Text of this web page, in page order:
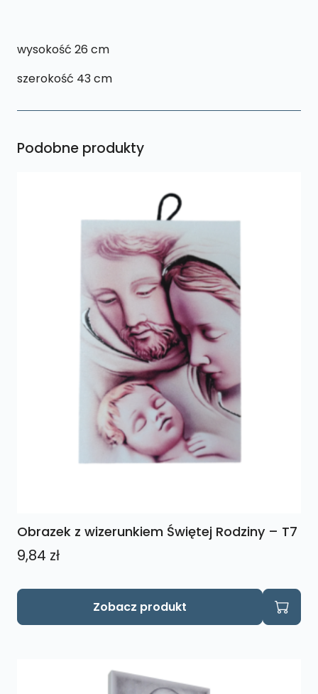
wysokość 26 cm
szerokość 43 cm
Podobne produkty
Obrazek z wizerunkiem Świętej Rodziny – T7
9,84 zł
Zobacz produkt